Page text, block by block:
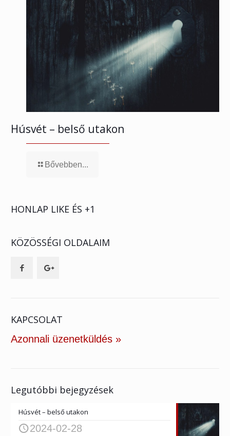
Húsvét – belső utakon
Bővebben...
HONLAP LIKE ÉS +1
KÖZÖSSÉGI OLDALAIM
KAPCSOLAT
Azonnali üzenetküldés »
Legutóbbi bejegyzések
Húsvét – belső utakon
2024-02-28